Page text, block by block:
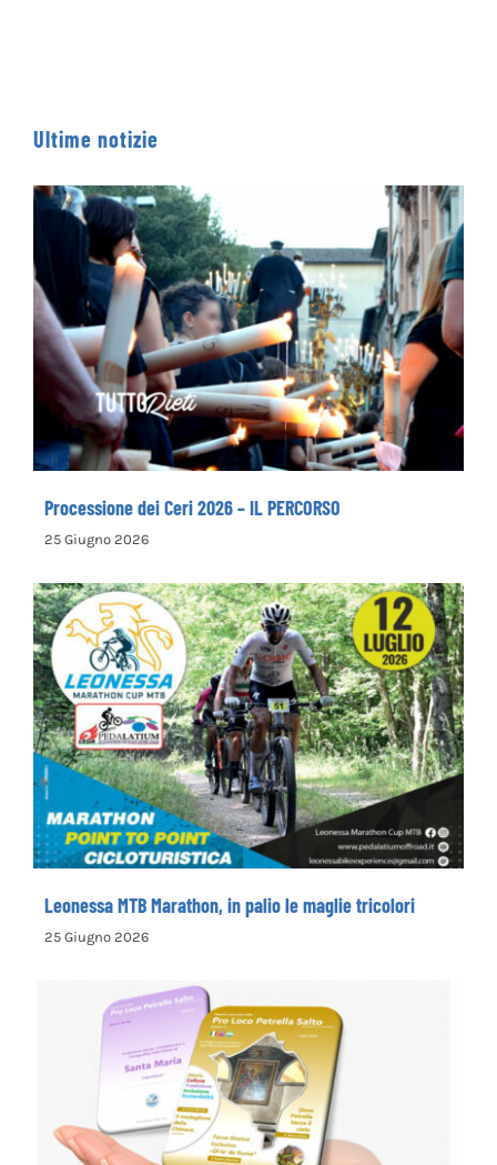
Processione dei Ceri 2026 – IL PERCORSO
Processione dei Ceri 2026 – IL PERCORSO
Leonessa MTB Marathon, in palio le maglie
tricolori
Leonessa MTB Marathon, in palio le maglie tricolori
la Pro Loco di Petrella Salto presenta il
nuovo opuscolo dedicato alla